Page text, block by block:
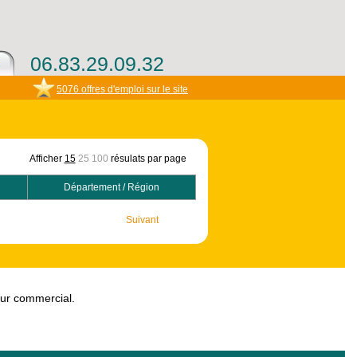
06.83.29.09.32
5076 offres d'emploi sur le site
Afficher 15 25 100 résulats par page
Département / Région
Suivant
commercial.